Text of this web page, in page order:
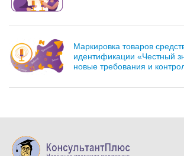
Маркировка товаров
идентификации «Честный
новые требования и